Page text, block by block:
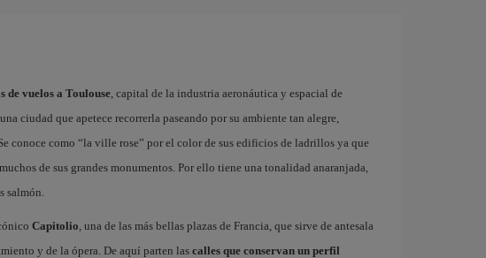
de vuelos a Toulouse, capital de la industria aeronáutica y espacial de
ciudad que apetece recorrerla paseando por su ambiente tan alegre,
conoce como “la ville rose” por el color de sus edificios de ladrillos ya que
de sus grandes monumentos. Por ello tiene una tonalidad anaranjada,
salmón.
Capitolio, una de las más bellas plazas de Francia, que sirve de antesala
y de la ópera. De aquí parten las calles que conservan un perfil